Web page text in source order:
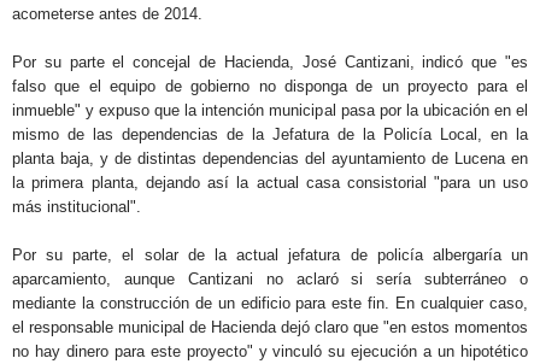
acometerse antes de 2014.
Por su parte el concejal de Hacienda, José Cantizani, indicó que "es
falso que el equipo de gobierno no disponga de un proyecto para el
inmueble" y expuso que la intención municipal pasa por la ubicación en el
mismo de las dependencias de la Jefatura de la Policía Local, en la
planta baja, y de distintas dependencias del ayuntamiento de Lucena en
la primera planta, dejando así la actual casa consistorial "para un uso
más institucional".
Por su parte, el solar de la actual jefatura de policía albergaría un
aparcamiento, aunque Cantizani no aclaró si sería subterráneo o
mediante la construcción de un edificio para este fin. En cualquier caso,
el responsable municipal de Hacienda dejó claro que "en estos momentos
no hay dinero para este proyecto" y vinculó su ejecución a un hipotético